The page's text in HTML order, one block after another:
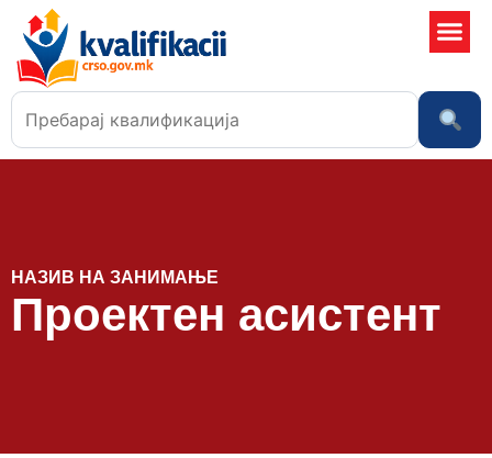
НАЗИВ НА ЗАНИМАЊЕ
Проектен асистент